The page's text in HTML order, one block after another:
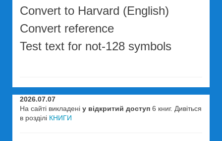
Convert to Harvard (English)
Convert reference
Test text for not-128 symbols
2026.07.07
На сайті викладені у відкритий доступ 6 книг. Дивіться
в розділі КНИГИ